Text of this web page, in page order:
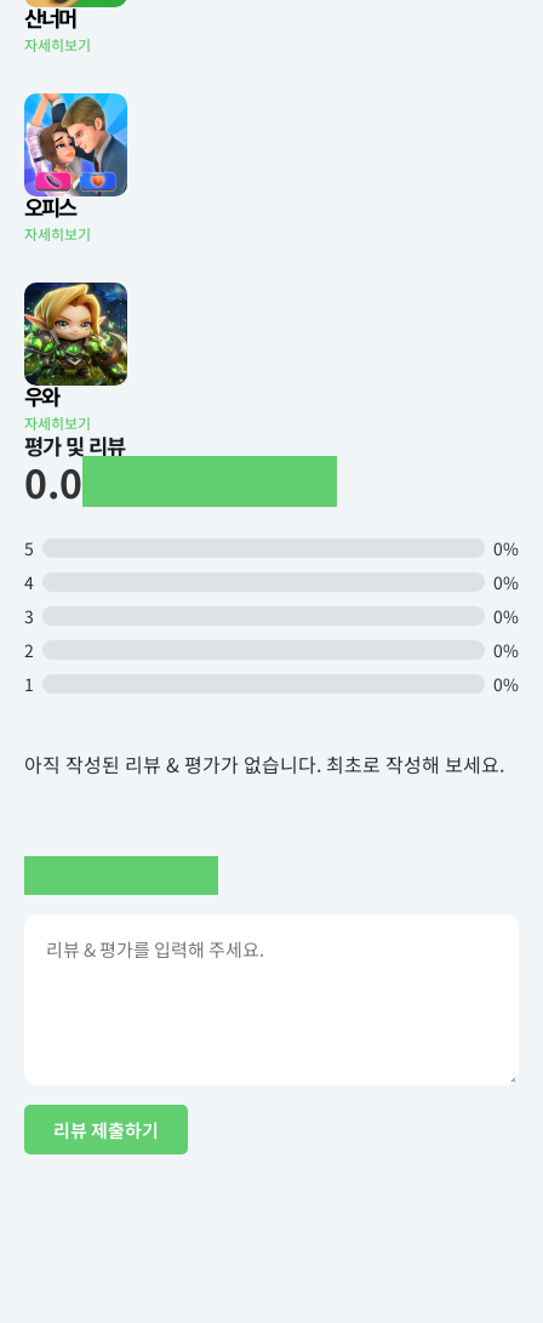
산너머
자세히보기
오피스
자세히보기
우와
자세히보기
평가 및 리뷰
0.0
5
0%
4
0%
3
0%
2
0%
1
0%
아직 작성된 리뷰 & 평가가 없습니다. 최초로 작성해 보세요.
리뷰 제출하기